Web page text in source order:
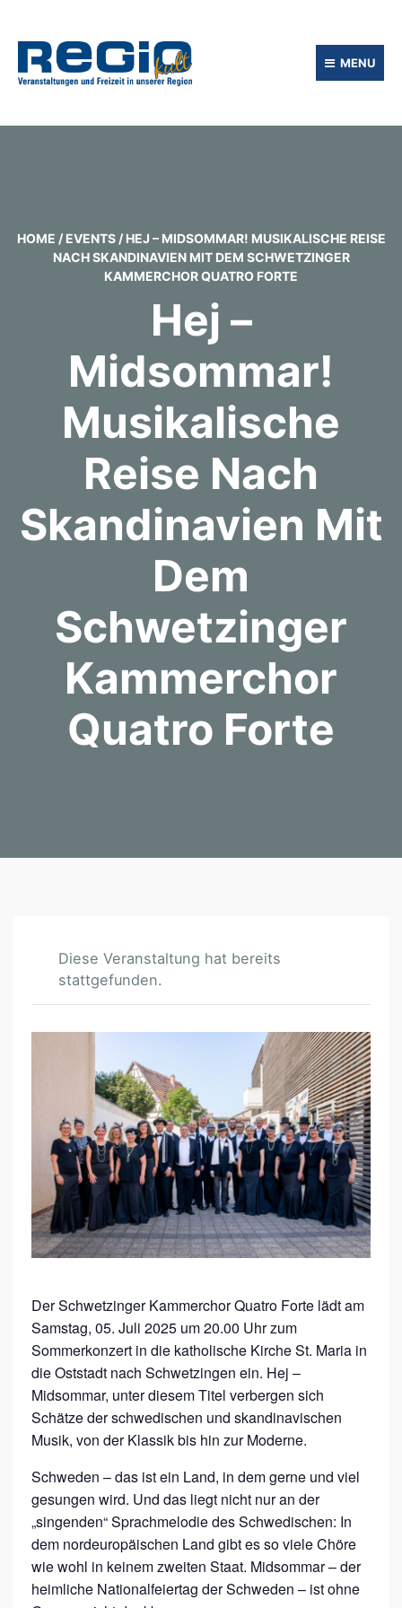
MENU
HOME / EVENTS / HEJ – MIDSOMMAR! MUSIKALISCHE REISE
NACH SKANDINAVIEN MIT DEM SCHWETZINGER
KAMMERCHOR QUATRO FORTE
Hej –
Midsommar!
Musikalische
Reise Nach
Skandinavien Mit
Dem
Schwetzinger
Kammerchor
Quatro Forte
Diese Veranstaltung hat bereits
stattgefunden.
M
D
S
O
M
A
R
!
M
U
S
I
K
A
L
Der Schwetzinger Kammerchor Quatro Forte lädt am
Samstag, 05. Juli 2025 um 20.00 Uhr zum
Sommerkonzert in die katholische Kirche St. Maria in
die Oststadt nach Schwetzingen ein. Hej –
Midsommar, unter diesem Titel verbergen sich
Schätze der schwedischen und skandinavischen
Musik, von der Klassik bis hin zur Moderne.
Schweden – das ist ein Land, in dem gerne und viel
gesungen wird. Und das liegt nicht nur an der
„singenden“ Sprachmelodie des Schwedischen: In
dem nordeuropäischen Land gibt es so viele Chöre
wie wohl in keinem zweiten Staat. Midsommar – der
heimliche Nationalfeiertag der Schweden – ist ohne